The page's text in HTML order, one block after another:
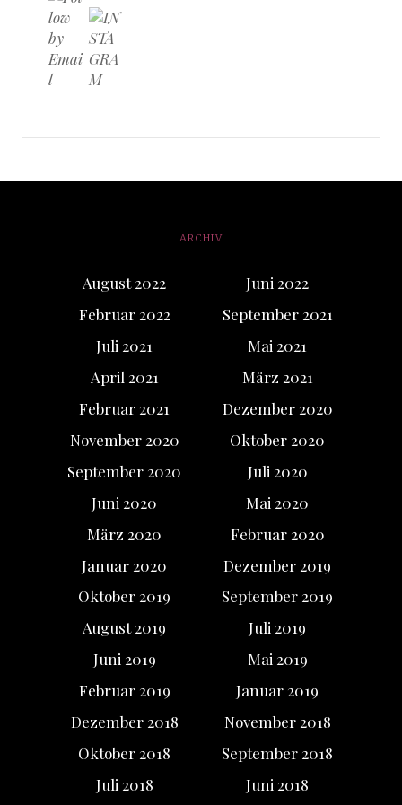
ARCHIV
August 2022
Juni 2022
Februar 2022
September 2021
Juli 2021
Mai 2021
April 2021
März 2021
Februar 2021
Dezember 2020
November 2020
Oktober 2020
September 2020
Juli 2020
Juni 2020
Mai 2020
März 2020
Februar 2020
Januar 2020
Dezember 2019
Oktober 2019
September 2019
August 2019
Juli 2019
Juni 2019
Mai 2019
Februar 2019
Januar 2019
Dezember 2018
November 2018
Oktober 2018
September 2018
Juli 2018
Juni 2018